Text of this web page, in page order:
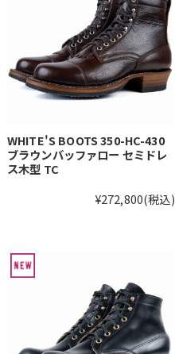
WHITE'S BOOTS 350-HC-430
ブラウンバッファロー セミドレ
ス木型 TC
¥272,800(税込)